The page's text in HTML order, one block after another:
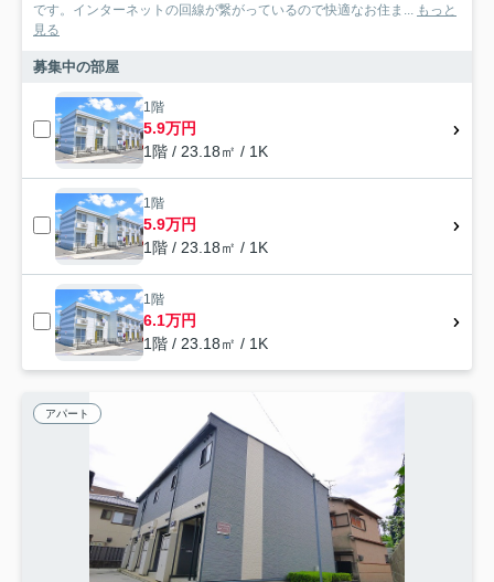
です。インターネットの回線が繋がっているので快適なお住ま... もっと
見る
募集中の部屋
1階
5.9万円
1階 / 23.18㎡ / 1K
1階
5.9万円
1階 / 23.18㎡ / 1K
1階
6.1万円
1階 / 23.18㎡ / 1K
アパート